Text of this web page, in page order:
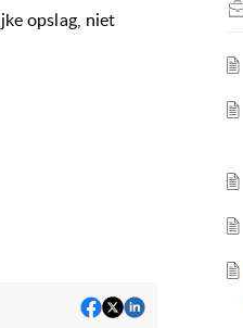
opslag, niet